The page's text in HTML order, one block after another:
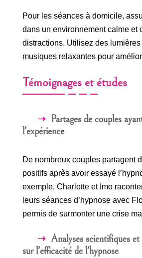
Pour les séances à domicile,
dans un environnement calme et
distractions. Utilisez des
musiques relaxantes pour
Témoignages et études
Partages de couples
l’expérience
De nombreux couples partagent
positifs après avoir essayé
exemple, Charlotte et Imo
leurs séances d’hypnose avec
permis de surmonter une crise
Analyses scientifiques et
sur l’efficacité de l’hypnose